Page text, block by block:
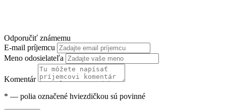
Odporučiť známemu
E-mail príjemcu
Meno odosielateľa
Komentár
* — polia označené hviezdičkou sú povinné